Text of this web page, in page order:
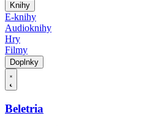
Knihy
E-knihy
Audioknihy
Hry
Filmy
Doplnky
Beletria